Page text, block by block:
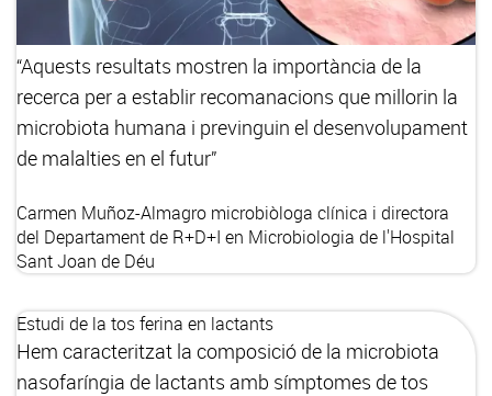
“Aquests resultats mostren la importància de la
recerca per a establir recomanacions que millorin la
microbiota humana i previnguin el desenvolupament
de malalties en el futur”
Carmen Muñoz-Almagro microbiòloga clínica i directora
del Departament de R+D+I en Microbiologia de l'Hospital
Sant Joan de Déu
Estudi de la tos ferina en lactants
Hem caracteritzat la composició de la microbiota
nasofaríngia de lactants amb símptomes de tos